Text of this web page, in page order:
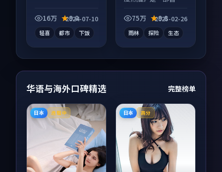
16万 9.8
2024-07-10
轻喜 都市 下饭
紧凑信息量大，适合
75万 9.8
2025-02-26
雨林 探险 生态
华语与海外口碑精选 完整榜单
日本 连载中 日本 高分